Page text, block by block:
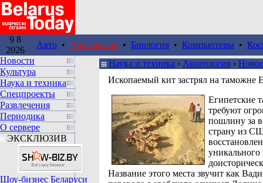
9 8
2026
Авто • Археология • Биология • Компьютеры •
Новости
Культура
Наука и техника
Спецпроекты
Развлечения
Периодика
О сервере
ЭКСКЛЮЗИВ
Шоу-бизнес Беларуси
Наука и техника › Археология ›
Ископаемый кит застрял на таможне
Египетские
требуют
пошлину за
страну из
уникального
Название этого места звучит как